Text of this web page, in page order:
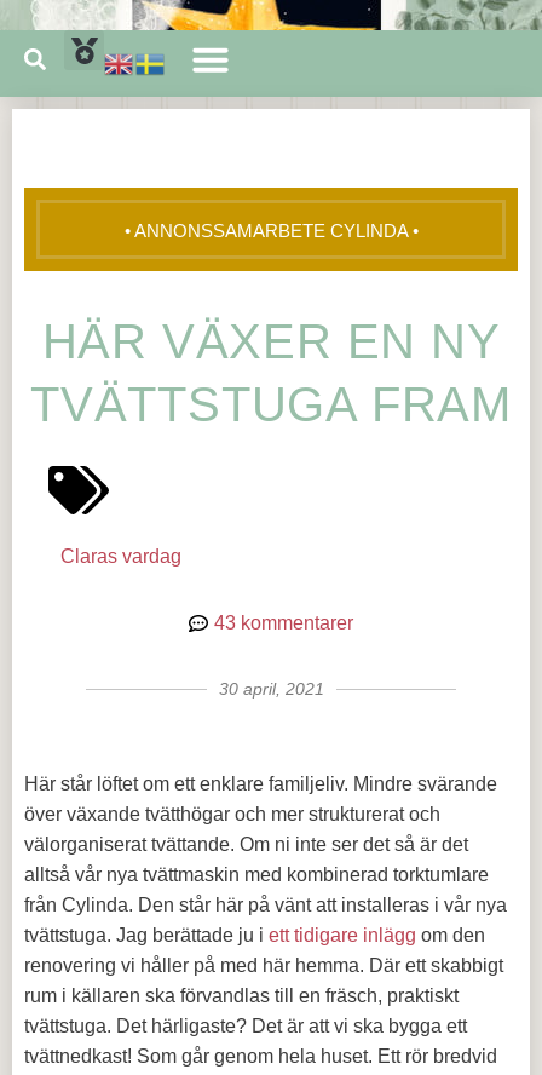
• ANNONSSAMARBETE CYLINDA •
HÄR VÄXER EN NY
TVÄTTSTUGA FRAM
Claras vardag
43 kommentarer
30 april, 2021
Här står löftet om ett enklare familjeliv. Mindre svärande
över växande tvätthögar och mer strukturerat och
välorganiserat tvättande. Om ni inte ser det så är det
alltså vår nya tvättmaskin med kombinerad torktumlare
från Cylinda. Den står här på vänt att installeras i vår nya
tvättstuga. Jag berättade ju i ett tidigare inlägg om den
renovering vi håller på med här hemma. Där ett skabbigt
rum i källaren ska förvandlas till en fräsch, praktiskt
tvättstuga. Det härligaste? Det är att vi ska bygga ett
tvättnedkast! Som går genom hela huset. Ett rör bredvid